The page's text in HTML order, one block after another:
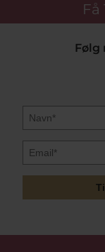
Få
Følg